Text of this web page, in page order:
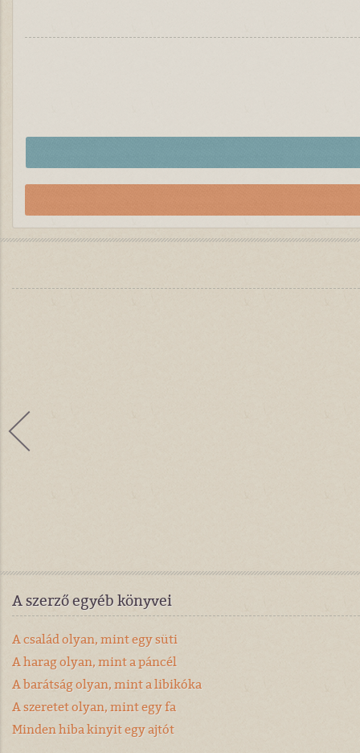
A szerző egyéb könyvei
A család olyan, mint egy süti
A harag olyan, mint a páncél
A barátság olyan, mint a libikóka
A szeretet olyan, mint egy fa
Minden hiba kinyit egy ajtót